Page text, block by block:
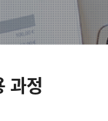
과정